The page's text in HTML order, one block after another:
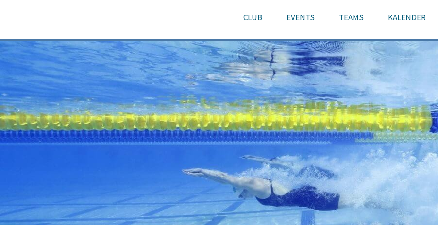
CLUB EVENTS TEAMS KALENDER